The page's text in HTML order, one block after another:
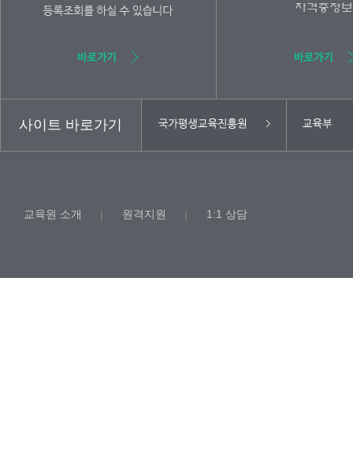
사이트 바로가기
교육원 소개 | 원격지원 | 1:1 상담